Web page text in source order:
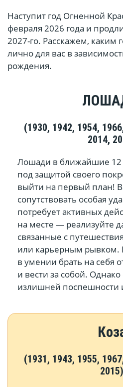
Наступит год Огненной
февраля 2026 года и
2027-го. Расскажем, каким
лично для вас в
рождения.
(1930, 1942, 1954,
2014,
Лошади в ближайшие 12
под защитой своего
выйти на первый план!
сопутствовать особая
потребует активных
на месте — реализуйте
связанные с
или карьерным рывком.
в умении брать на себя
и вести за собой. Однако
излишней поспешности
(1931, 1943, 1955,
2015)